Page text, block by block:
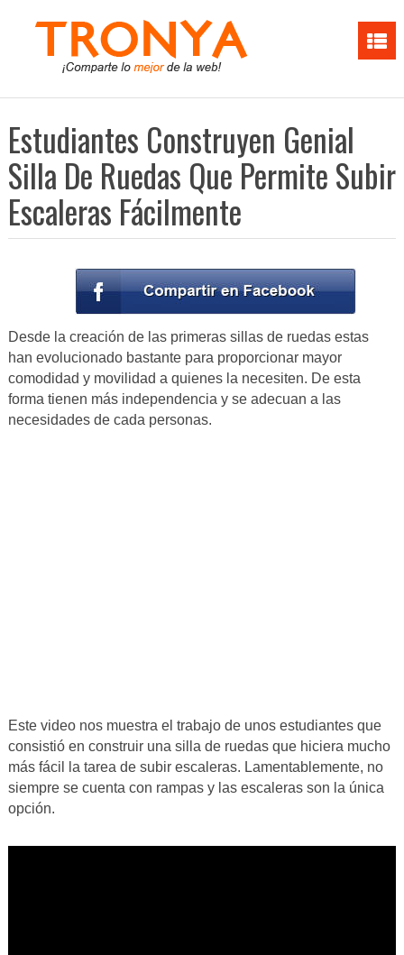
Estudiantes Construyen Genial
Silla De Ruedas Que Permite Subir
Escaleras Fácilmente
Desde la creación de las primeras sillas de ruedas estas
han evolucionado bastante para proporcionar mayor
comodidad y movilidad a quienes la necesiten. De esta
forma tienen más independencia y se adecuan a las
necesidades de cada personas.
Este video nos muestra el trabajo de unos estudiantes que
consistió en construir una silla de ruedas que hiciera mucho
más fácil la tarea de subir escaleras. Lamentablemente, no
siempre se cuenta con rampas y las escaleras son la única
opción.